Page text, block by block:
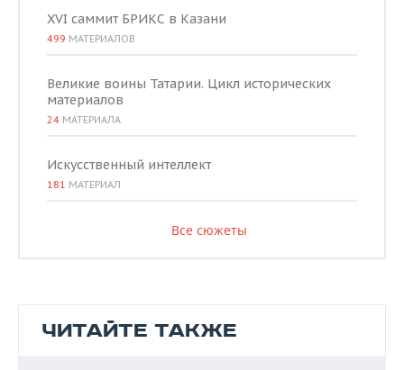
XVI саммит БРИКС в Казани
499 МАТЕРИАЛОВ
Великие воины Татарии. Цикл исторических
материалов
24 МАТЕРИАЛА
Искусственный интеллект
181 МАТЕРИАЛ
Все сюжеты
ЧИТАЙТЕ ТАКЖЕ